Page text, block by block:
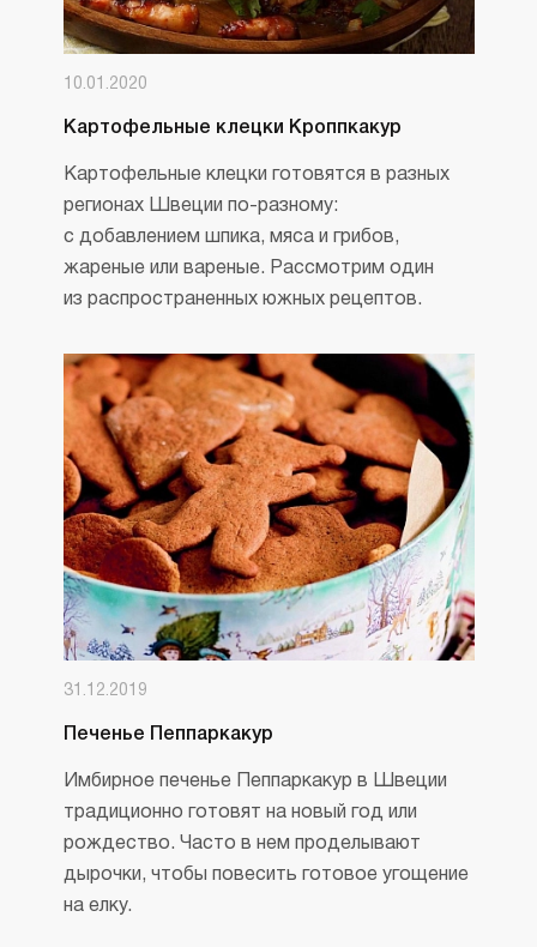
10.01.2020
Картофельные клецки Кроппкакур
Картофельные клецки готовятся в разных
регионах Швеции по-разному:
с добавлением шпика, мяса и грибов,
жареные или вареные. Рассмотрим один
из распространенных южных рецептов.
31.12.2019
Печенье Пеппаркакур
Имбирное печенье Пеппаркакур в Швеции
традиционно готовят на новый год или
рождество. Часто в нем проделывают
дырочки, чтобы повесить готовое угощение
на елку.